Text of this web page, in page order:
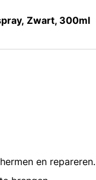
Zwart, 300ml
en repareren.